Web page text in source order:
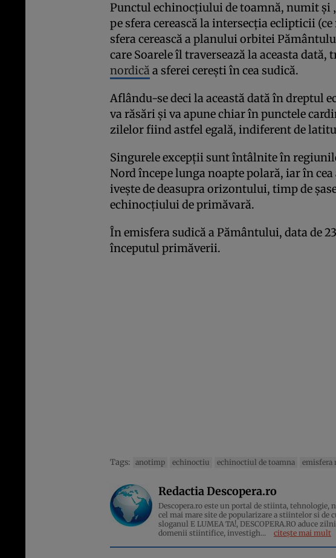
Punctul echinocţiului de toamnă, numit şi
pe sfera cerească la intersecţia eclipticii
sfera cerească a planului orbitei
care Soarele îl traversează la aceasta dată,
nordică a sferei cereşti în cea sudică.
Aflându-se deci la această dată în dreptul
va răsări şi va apune chiar în punctele
zilelor fiind astfel egală, indiferent de
Singurele excepţii sunt întâlnite în
Nord începe lunga noapte polară, iar în cea
ivește de deasupra orizontului, timp de
echinocţiului de primăvară.
În emisfera sudică a Pământului, data de
începutul primăverii.
Tags: anotimp echinoctiu echinoctiul de toamna emisfera
Redactia Descopera.ro
Descopera.ro este un portal de stiinta, tehnologie,
cel mai mare site de popularizare a stiintelor si de
sloganul E LUMEA TA!, DESCOPERA.RO aduce
domenii stiintifice, investigh...
citește mai mult